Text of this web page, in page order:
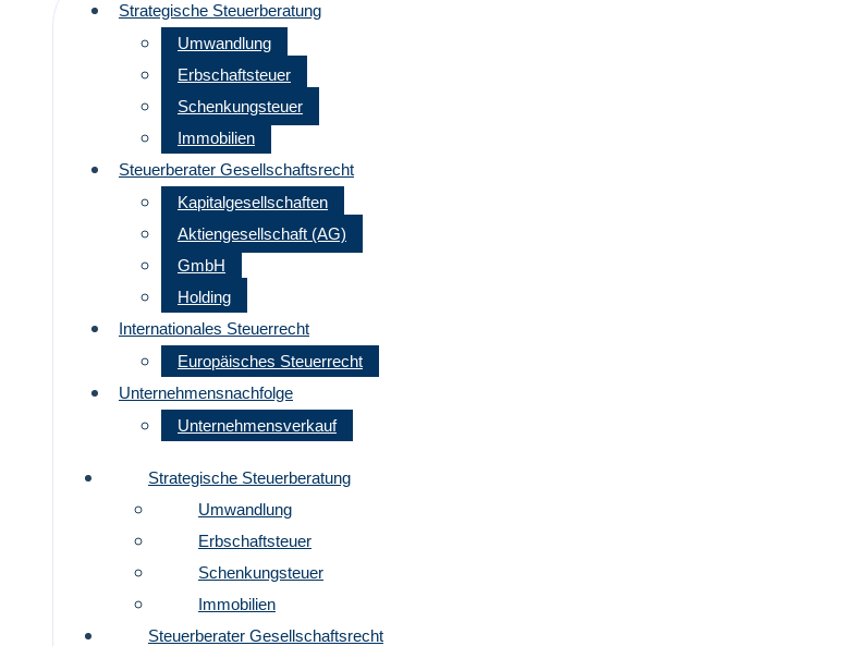
Strategische Steuerberatung
Umwandlung
Erbschaftsteuer
Schenkungsteuer
Immobilien
Steuerberater Gesellschaftsrecht
Kapitalgesellschaften
Aktiengesellschaft (AG)
GmbH
Holding
Internationales Steuerrecht
Europäisches Steuerrecht
Unternehmensnachfolge
Unternehmensverkauf
Strategische Steuerberatung
Umwandlung
Erbschaftsteuer
Schenkungsteuer
Immobilien
Steuerberater Gesellschaftsrecht